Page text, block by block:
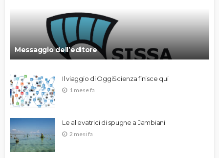
Messaggio dell’editore
Il viaggio di OggiScienza finisce qui
1 mese fa
Le allevatrici di spugne a Jambiani
2 mesi fa